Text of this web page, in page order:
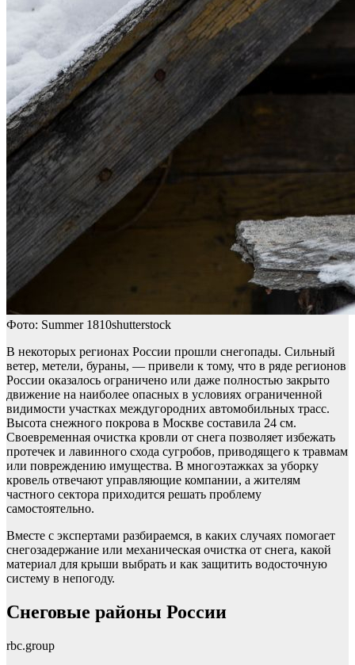
Фото: Summer 1810shutterstock
В некоторых регионах России прошли снегопады. Сильный
ветер, метели, бураны, — привели к тому, что в ряде регионов
России оказалось ограничено или даже полностью закрыто
движение на наиболее опасных в условиях ограниченной
видимости участках междугородних автомобильных трасс.
Высота снежного покрова в Москве составила 24 см.
Своевременная очистка кровли от снега позволяет избежать
протечек и лавинного схода сугробов, приводящего к травмам
или повреждению имущества. В многоэтажках за уборку
кровель отвечают управляющие компании, а жителям
частного сектора приходится решать проблему
самостоятельно.
Вместе с экспертами разбираемся, в каких случаях помогает
снегозадержание или механическая очистка от снега, какой
материал для крыши выбрать и как защитить водосточную
систему в непогоду.
Снеговые районы России
rbc.group